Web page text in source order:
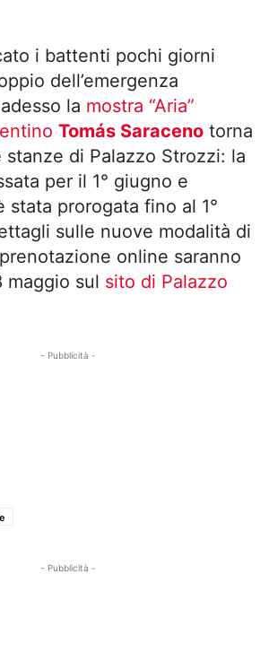
i battenti pochi giorni
dell’emergenza
la mostra “Aria”
Tomás Saraceno torna
di Palazzo Strozzi: la
per il 1° giugno e
stata prorogata fino al 1°
sulle nuove modalità di
online saranno
maggio sul sito di Palazzo
- Pubblicità -
- Pubblicità -